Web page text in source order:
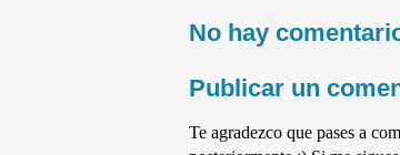
No hay
Publicar un
Te agradezco que pases a